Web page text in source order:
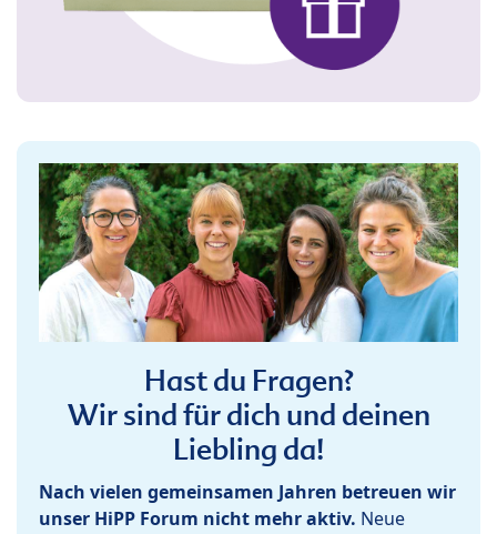
Hast du Fragen?
Wir sind für dich und deinen
Liebling da!
Nach vielen gemeinsamen Jahren betreuen wir
unser HiPP Forum nicht mehr aktiv. Neue